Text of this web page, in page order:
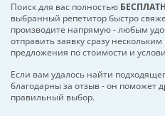
Поиск для вас полностью
выбранный репетитор быстро
производите напрямую - любым
отправить заявку сразу
предложения по стоимости и
Если вам удалось найти
благодарны за отзыв - он поможет
правильный выбор.